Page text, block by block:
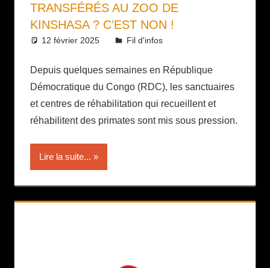
TRANSFÉRÉS AU ZOO DE
KINSHASA ? C’EST NON !
12 février 2025 Daniel
Fil d'infos
Depuis quelques semaines en République
Démocratique du Congo (RDC), les sanctuaires
et centres de réhabilitation qui recueillent et
réhabilitent des primates sont mis sous pression.
Lire la suite...